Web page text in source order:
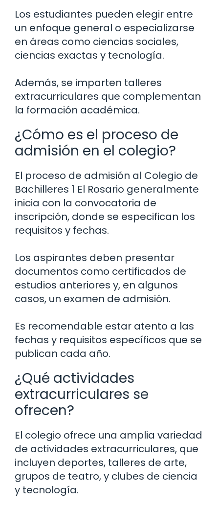
Los estudiantes pueden elegir entre
un enfoque general o especializarse
en áreas como ciencias sociales,
ciencias exactas y tecnología.
Además, se imparten talleres
extracurriculares que complementan
la formación académica.
¿Cómo es el proceso de
admisión en el colegio?
El proceso de admisión al Colegio de
Bachilleres 1 El Rosario generalmente
inicia con la convocatoria de
inscripción, donde se especifican los
requisitos y fechas.
Los aspirantes deben presentar
documentos como certificados de
estudios anteriores y, en algunos
casos, un examen de admisión.
Es recomendable estar atento a las
fechas y requisitos específicos que se
publican cada año.
¿Qué actividades
extracurriculares se
ofrecen?
El colegio ofrece una amplia variedad
de actividades extracurriculares, que
incluyen deportes, talleres de arte,
grupos de teatro, y clubes de ciencia
y tecnología.